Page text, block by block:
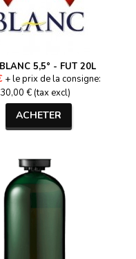
5,5° - FUT 20L
+ le prix de la consigne:
30,00 € (tax excl)
ACHETER